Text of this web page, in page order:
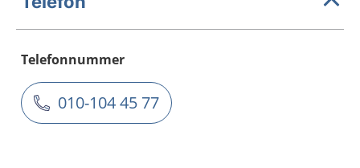
Telefonnummer
010-104 45 77